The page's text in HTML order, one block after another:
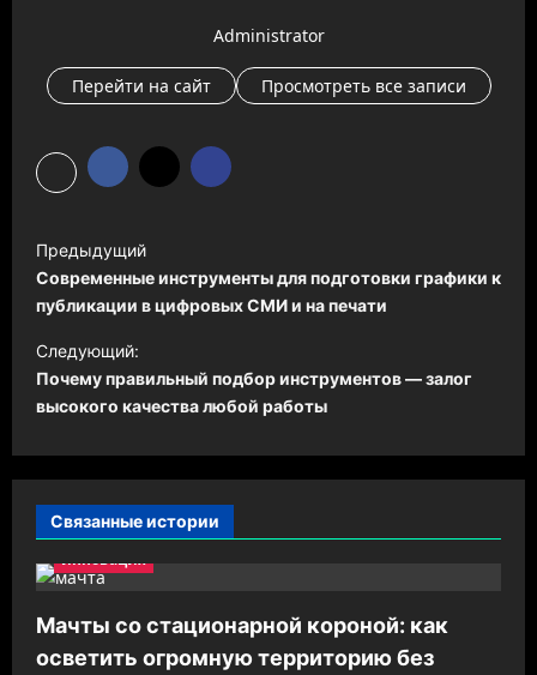
Administrator
Перейти на сайт Просмотреть все записи
а
в
и
г
а
ц
я
з
Предыдущий
Современные инструменты для подготовки графики к
публикации в цифровых СМИ и на печати
Следующий:
Почему правильный подбор инструментов — залог
высокого качества любой работы
Связанные истории
инновация
Мачты со стационарной короной: как
осветить огромную территорию без